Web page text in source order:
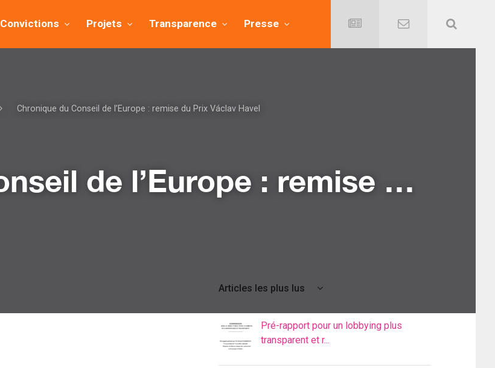
Convictions Projets Transparence Presse
Chronique du Conseil de l’Europe : remise du Prix Václav Havel
Chronique du Conseil de l’Europe : remise du Prix Václav Havel
Articles les plus lus
Pré-rapport pour un lobbying plus
transparent et r...